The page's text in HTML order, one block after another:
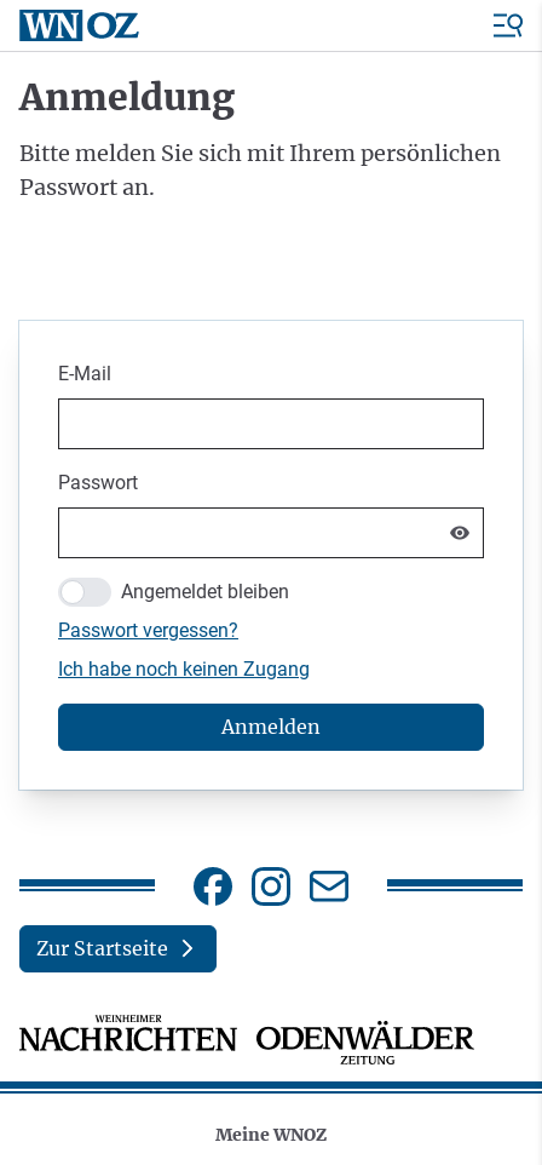
Anmeldung
Bitte melden Sie sich mit Ihrem persönlichen
Passwort an.
E-Mail
Passwort
Angemeldet bleiben
Passwort vergessen?
Ich habe noch keinen Zugang
Anmelden
Zur Startseite
Meine WNOZ